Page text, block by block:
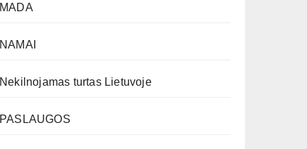
MADA
NAMAI
Nekilnojamas turtas Lietuvoje
PASLAUGOS